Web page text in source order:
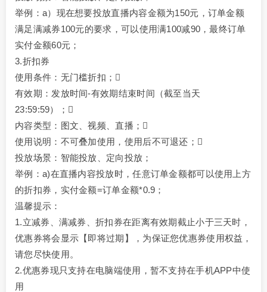
举例：a）现在想要投放直播内容金额为150元，订单金额
满足满减券100元的要求，可以使用满100减90，最终订单
实付金额60元；
3.折扣券
使用条件：无门槛折扣；
有效期：发放时间-有效期结束时间（截至当天
23:59:59）；
内容类型：图文、视频、直播；
使用说明：不可叠加使用，使用后不可退还；
投放场景：智能投放、定向投放；
举例：a)在直播内容投放时，任意订单金额都可以使用上方
的折扣券，实付金额=订单金额*0.9；
温馨提示：
1.立减券、满减券、折扣券在距离有效期截止小于三天时，
优惠券将会显示【即将过期】，为保证您优惠券使用权益，
请您尽快使用。
2.优惠券现只支持在电脑端使用，暂不支持在手机APP中使
用